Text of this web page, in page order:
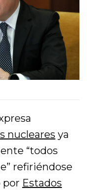
nucleares ya
“todos
refiriéndose
por Estados